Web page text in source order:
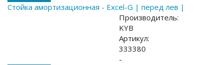
Стойка амортизационная - Excel-G | перед лев |
Производитель:
KYB
Артикул:
333380
-